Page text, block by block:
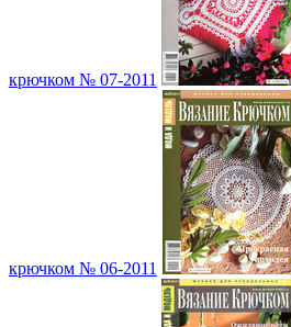
крючком № 07-2011
крючком № 06-2011